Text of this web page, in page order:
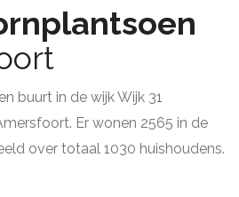
buurt in de wijk Wijk 31
Er wonen 2565 in de
over totaal 1030 huishoudens.